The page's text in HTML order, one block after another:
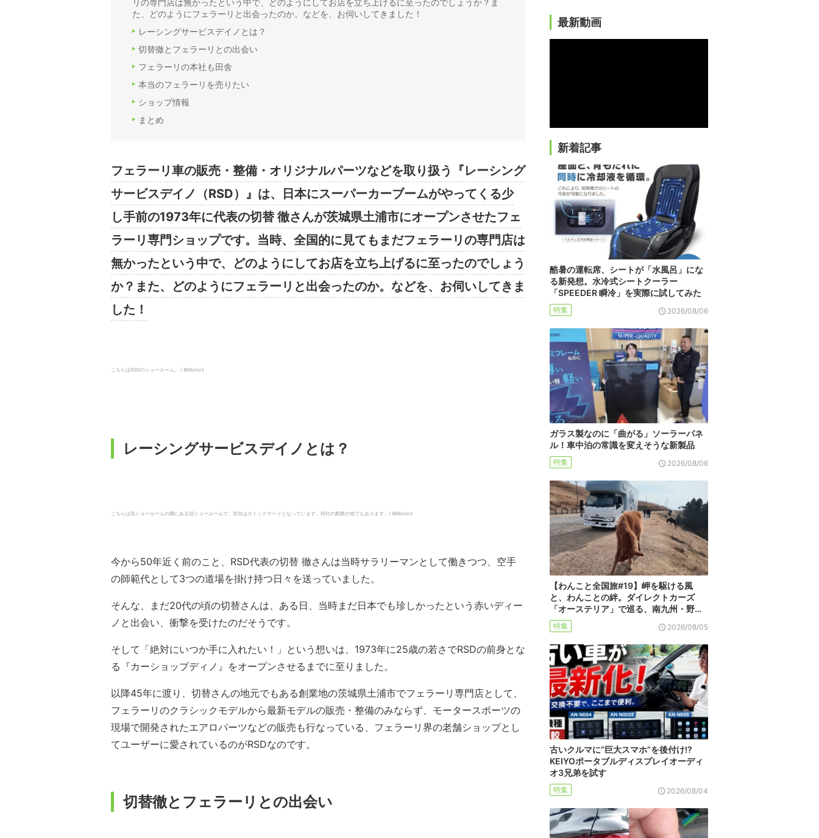
リの専門店は無かったという中で、どのようにしてお店を立ち上げるに至ったのでしょうか？ま
た、どのようにフェラーリと出会ったのか。などを、お伺いしてきました！
レーシングサービスデイノとは？
切替徹とフェラーリとの出会い
フェラーリの本社も田舎
本当のフェラーリを売りたい
ショップ情報
まとめ
フェラーリ車の販売・整備・オリジナルパーツなどを取り扱う『レーシング
サービスデイノ（RSD）』は、日本にスーパーカーブームがやってくる少
し手前の1973年に代表の切替 徹さんが茨城県土浦市にオープンさせたフェ
ラーリ専門ショップです。当時、全国的に見てもまだフェラーリの専門店は
無かったという中で、どのようにしてお店を立ち上げるに至ったのでしょう
か？また、どのようにフェラーリと出会ったのか。などを、お伺いしてきま
した！
こちらはRSDのショールーム。 / ©︎Motorz
レーシングサービスデイノとは？
こちらは現ショールームの隣にある旧ショールームで、現在はストックヤードとなっています。同社の創業の地でもあります。/ ©︎Motorz
今から50年近く前のこと、RSD代表の切替 徹さんは当時サラリーマンとして働きつつ、空手
の師範代として3つの道場を掛け持つ日々を送っていました。
そんな、まだ20代の頃の切替さんは、ある日、当時まだ日本でも珍しかったという赤いディー
ノと出会い、衝撃を受けたのだそうです。
そして「絶対にいつか手に入れたい！」という想いは、1973年に25歳の若さでRSDの前身とな
る『カーショップディノ』をオープンさせるまでに至りました。
以降45年に渡り、切替さんの地元でもある創業地の茨城県土浦市でフェラーリ専門店として、
フェラーリのクラシックモデルから最新モデルの販売・整備のみならず、モータースポーツの
現場で開発されたエアロパーツなどの販売も行なっている、フェラーリ界の老舗ショップとし
てユーザーに愛されているのがRSDなのです。
切替徹とフェラーリとの出会い
最新動画
新着記事
酷暑の運転席、シートが「水風呂」にな
る新発想。水冷式シートクーラー
「SPEEDER 瞬冷」を実際に試してみた
特集 2026/08/06
ガラス製なのに「曲がる」ソーラーパネ
ル！車中泊の常識を変えそうな新製品
特集 2026/08/06
【わんこと全国旅#19】岬を駆ける風
と、わんことの絆。ダイレクトカーズ
「オーステリア」で巡る、南九州・野…
特集 2026/08/05
古いクルマに“巨大スマホ”を後付け!?
KEIYOポータブルディスプレイオーディ
オ3兄弟を試す
特集 2026/08/04